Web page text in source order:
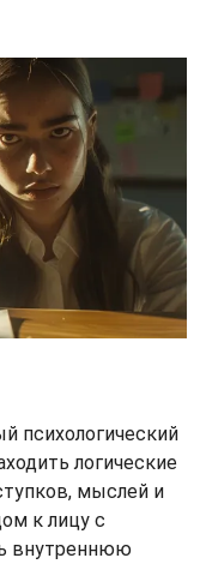
психологический
логические
мыслей и
к лицу с
внутреннюю